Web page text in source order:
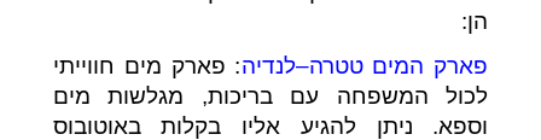
הן:
פארק המים טטרה–לנדיה: פארק מים חווייתי
לכול המשפחה עם בריכות, מגלשות מים
וספא. ניתן להגיע אליו בקלות באוטובוס